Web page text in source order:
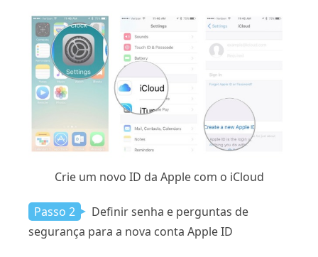
Crie um novo ID da Apple com o iCloud
Passo 2
Definir senha e perguntas de
segurança para a nova conta Apple ID